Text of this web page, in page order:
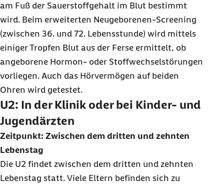
am Fuß der Sauerstoffgehalt im Blut bestimmt
wird. Beim erweiterten Neugeborenen-Screening
(zwischen 36. und 72. Lebensstunde) wird mittels
einiger Tropfen Blut aus der Ferse ermittelt, ob
angeborene Hormon- oder Stoffwechselstörungen
vorliegen. Auch das Hörvermögen auf beiden
Ohren wird getestet.
U2: In der Klinik oder bei Kinder- und
Jugendärzten
Zeitpunkt: Zwischen dem dritten und zehnten
Lebenstag
Die U2 findet zwischen dem dritten und zehnten
Lebenstag statt. Viele Eltern befinden sich zu